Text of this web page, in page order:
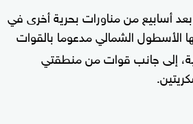
بعد أسابيع من مناورات بحرية أخرى في
الأسطول الشمالي مدعوما بالقوات
إلى جانب قوات من منطقتي